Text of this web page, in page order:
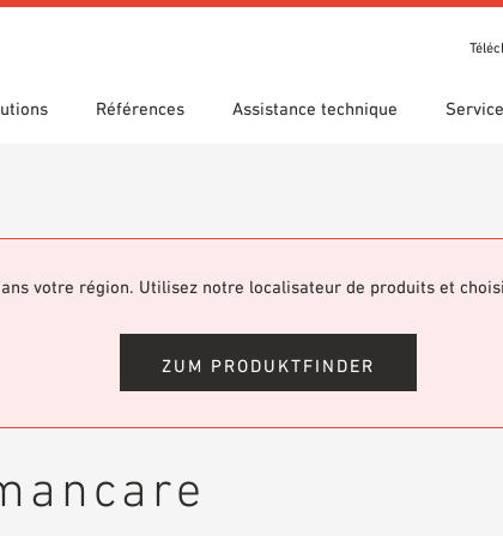
guidée
d’utilisation
Références Assistance technique Service
BIM/Revit Vidéos
votre région. Utilisez notre localisateur de produits et
ZUM PRODUKTFINDER